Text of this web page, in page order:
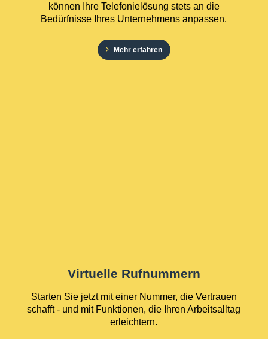
können Ihre Telefonielösung stets an die
Bedürfnisse Ihres Unternehmens anpassen.
Mehr erfahren
Virtuelle Rufnummern
Starten Sie jetzt mit einer Nummer, die Vertrauen
schafft - und mit Funktionen, die Ihren Arbeitsalltag
erleichtern.